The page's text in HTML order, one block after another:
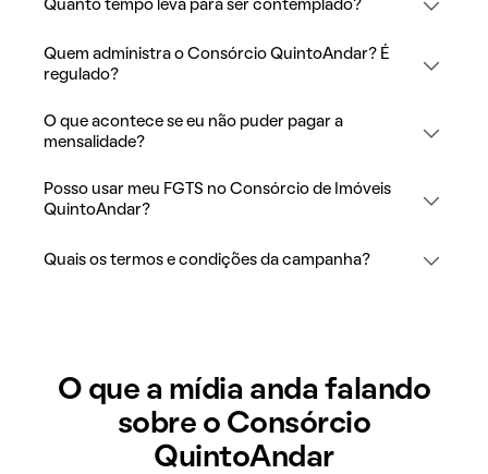
Quanto tempo leva para ser contemplado?
Quem administra o Consórcio QuintoAndar? É
regulado?
O que acontece se eu não puder pagar a
mensalidade?
Posso usar meu FGTS no Consórcio de Imóveis
QuintoAndar?
Quais os termos e condições da campanha?
O que a mídia anda falando
sobre o Consórcio
QuintoAndar